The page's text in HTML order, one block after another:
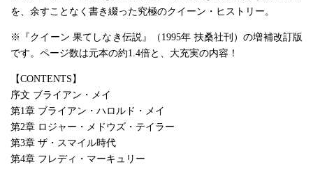
を、余すことなく書き綴った究極のクイーン・ヒストリー。
※『クイーン 果てしなき伝説』（1995年 扶桑社刊）の増補改訂版
です。ページ数は元本の約1.4倍と、大充実の内容！
【CONTENTS】
序文 ブライアン・メイ
第1章 ブライアン・ハロルド・メイ
第2章 ロジャー・メドウズ・テイラー
第3章 ザ・スマイル時代
第4章 フレディ・マーキュリー